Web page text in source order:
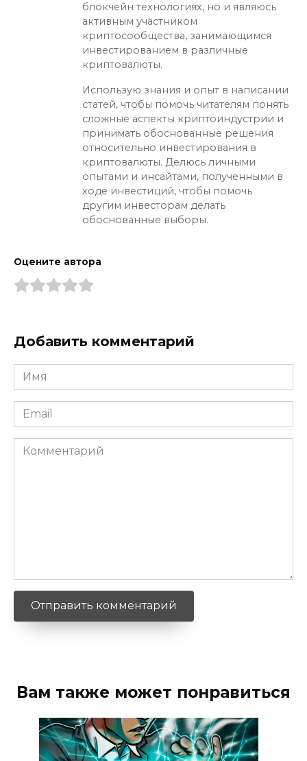
блокчейн технологиях, но и являюсь
активным участником
криптосообщества, занимающимся
инвестированием в различные
криптовалюты.
Использую знания и опыт в написании
статей, чтобы помочь читателям понять
сложные аспекты криптоиндустрии и
принимать обоснованные решения
относительно инвестирования в
криптовалюты. Делюсь личными
опытами и инсайтами, полученными в
ходе инвестиций, чтобы помочь
другим инвесторам делать
обоснованные выборы.
Оцените автора
Добавить комментарий
Имя
*
Email
*
Комментарий
Вам также может понравиться